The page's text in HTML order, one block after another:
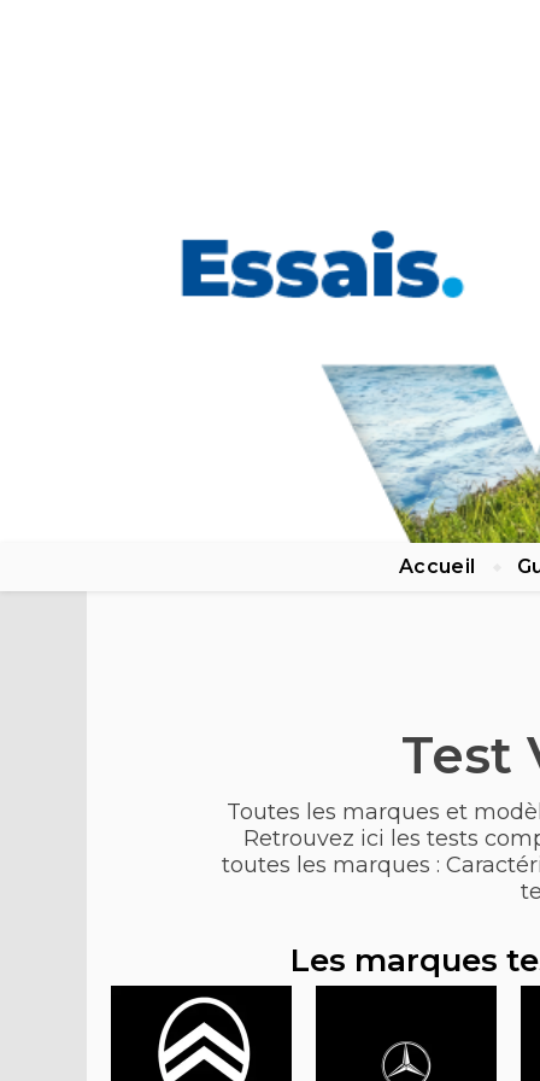
Accueil
Test
Toutes les marques et
Retrouvez ici les tests
toutes les marques :
Les marques